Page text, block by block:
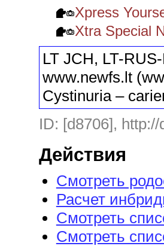
Xpress
Xtra Special
LT JCH, LT-
www.newfs.lt
Cystinuria –
ID: [d8706],
Действия
Смотреть
Расчет
Смотреть
Смотреть